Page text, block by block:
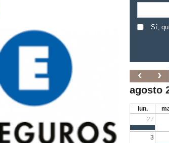
Sí,
agosto
lun.
27
3